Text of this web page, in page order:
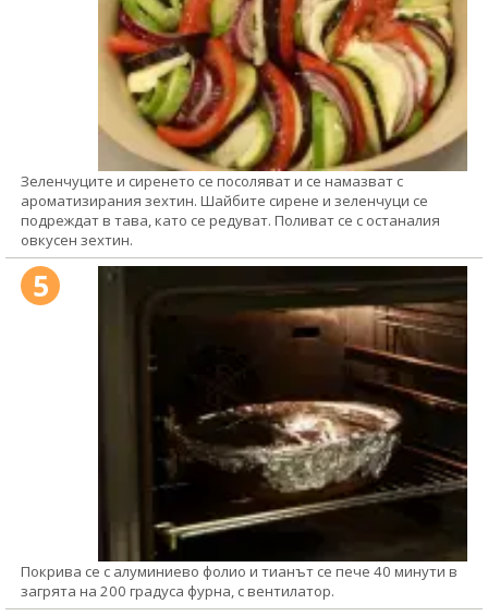
Зеленчуците и сиренето се посоляват и се намазват с
ароматизирания зехтин. Шайбите сирене и зеленчуци се
подреждат в тава, като се редуват. Поливат се с останалия
овкусен зехтин.
5
Покрива се с алуминиево фолио и тианът се пече 40 минути в
загрята на 200 градуса фурна, с вентилатор.